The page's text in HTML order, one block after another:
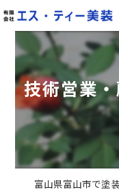
技術営業